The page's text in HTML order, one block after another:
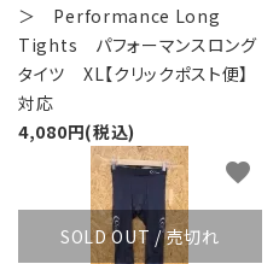
＞ Performance Long
Tights パフォーマンスロング
タイツ XL【クリックポスト便】
対応
4,080円(税込)
SOLD OUT / 売切れ
favorite